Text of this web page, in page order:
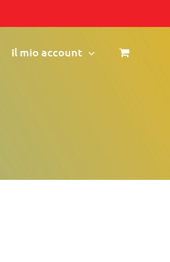
Il mio account